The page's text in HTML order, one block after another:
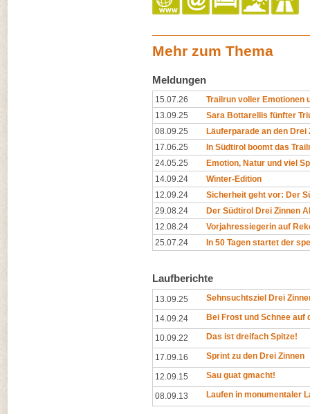
Mehr zum Thema
Meldungen
15.07.26
Trailrun voller Emotionen
13.09.25
Sara Bottarellis fünfter
08.09.25
Läuferparade an den Drei
17.06.25
In Südtirol boomt das
24.05.25
Emotion, Natur und viel
14.09.24
Winter-Edition
12.09.24
Sicherheit geht vor: Der
29.08.24
Der Südtirol Drei Zinnen
12.08.24
Vorjahressiegerin auf
25.07.24
In 50 Tagen startet der
Laufberichte
13.09.25 Sehnsuchtsziel Drei
14.09.24 Bei Frost und Schnee auf
10.09.22 Das ist dreifach Spitze!
17.09.16 Sprint zu den Drei Zinnen
12.09.15 Sau guat gmacht!
08.09.13 Laufen in monumentaler